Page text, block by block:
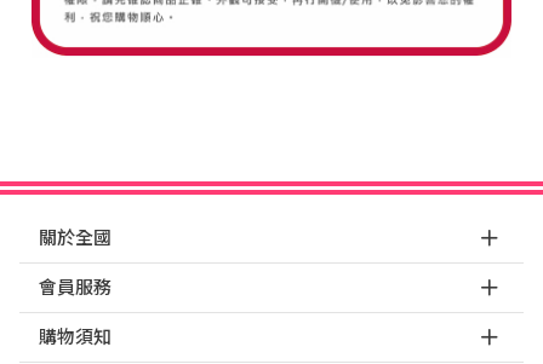
關於全國
會員服務
購物須知